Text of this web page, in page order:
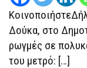
Δούκα, στο
ρωγμές σε
του μετρό: […]